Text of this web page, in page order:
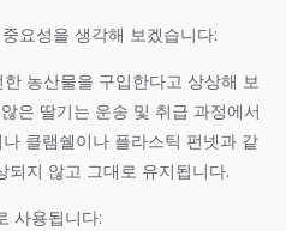
요성을 생각해 보겠습니다:
농산물을 구입한다고 상상해 보
은 딸기는 운송 및 취급 과정에서
클램쉘이나 플라스틱 펀넷과 같
되지 않고 그대로 유지됩니다.
사용됩니다: